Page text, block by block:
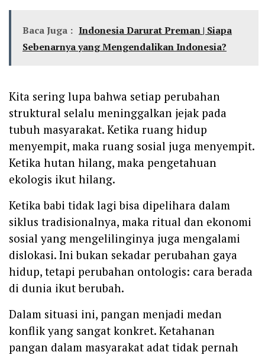
Baca Juga : Indonesia Darurat Preman | Siapa
Sebenarnya yang Mengendalikan Indonesia?
Kita sering lupa bahwa setiap perubahan
struktural selalu meninggalkan jejak pada
tubuh masyarakat. Ketika ruang hidup
menyempit, maka ruang sosial juga menyempit.
Ketika hutan hilang, maka pengetahuan
ekologis ikut hilang.
Ketika babi tidak lagi bisa dipelihara dalam
siklus tradisionalnya, maka ritual dan ekonomi
sosial yang mengelilinginya juga mengalami
dislokasi. Ini bukan sekadar perubahan gaya
hidup, tetapi perubahan ontologis: cara berada
di dunia ikut berubah.
Dalam situasi ini, pangan menjadi medan
konflik yang sangat konkret. Ketahanan
pangan dalam masyarakat adat tidak pernah